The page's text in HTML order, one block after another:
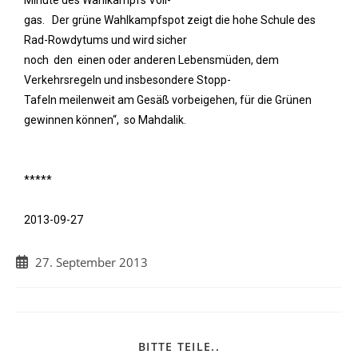
gas. Der grüne Wahlkampfspot zeigt die hohe Schule des
Rad-Rowdytums und wird sicher
noch den einen oder anderen Lebensmüden, dem
Verkehrsregeln und insbesondere Stopp-
Tafeln meilenweit am Gesäß vorbeigehen, für die Grünen
gewinnen können“, so Mahdalik.
*****
2013-09-27
27. September 2013
BITTE TEILE..